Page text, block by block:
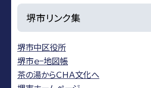
堺市リンク集
堺市中区役所
堺市ｅ−地図帳
茶の湯からＣＨＡ文化へ